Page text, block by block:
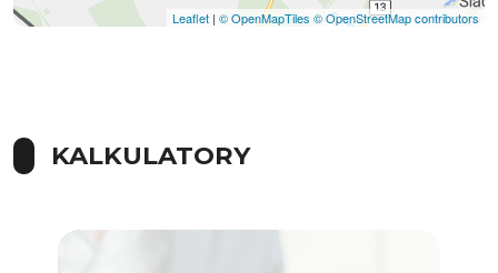
Leaflet | © OpenMapTiles © OpenStreetMap contributors
KALKULATORY